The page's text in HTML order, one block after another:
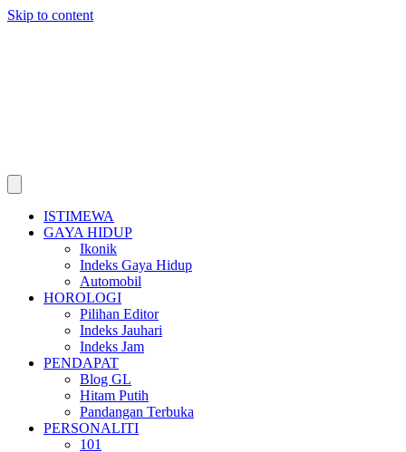
Skip to content
ISTIMEWA
GAYA HIDUP
Ikonik
Indeks Gaya Hidup
Automobil
HOROLOGI
Pilihan Editor
Indeks Jauhari
Indeks Jam
PENDAPAT
Blog GL
Hitam Putih
Pandangan Terbuka
PERSONALITI
101